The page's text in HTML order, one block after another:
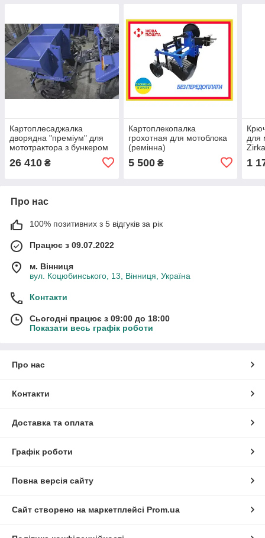
Картоплесаджалка
дворядна "преміум" для
мототрактора з бункером
26 410 ₴
Картоплекопалка
грохотная для мотоблока
(ремінна)
5 500₴
для
1
Про нас
100% позитивних з 5 відгуків за рік
Працює з 09.07.2022
м. Вінниця
вул. Коцюбинського, 13, Вінниця, Україна
Контакти
Сьогодні працює з 09:00 до 18:00
Показати весь графік роботи
Про нас
Контакти
Доставка та оплата
Графік роботи
Повна версія сайту
Сайт створено на маркетплейсі Prom.ua